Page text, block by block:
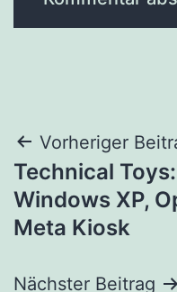
Vorheriger
Technical
Windows XP,
Meta Kiosk
Nächster Beitrag